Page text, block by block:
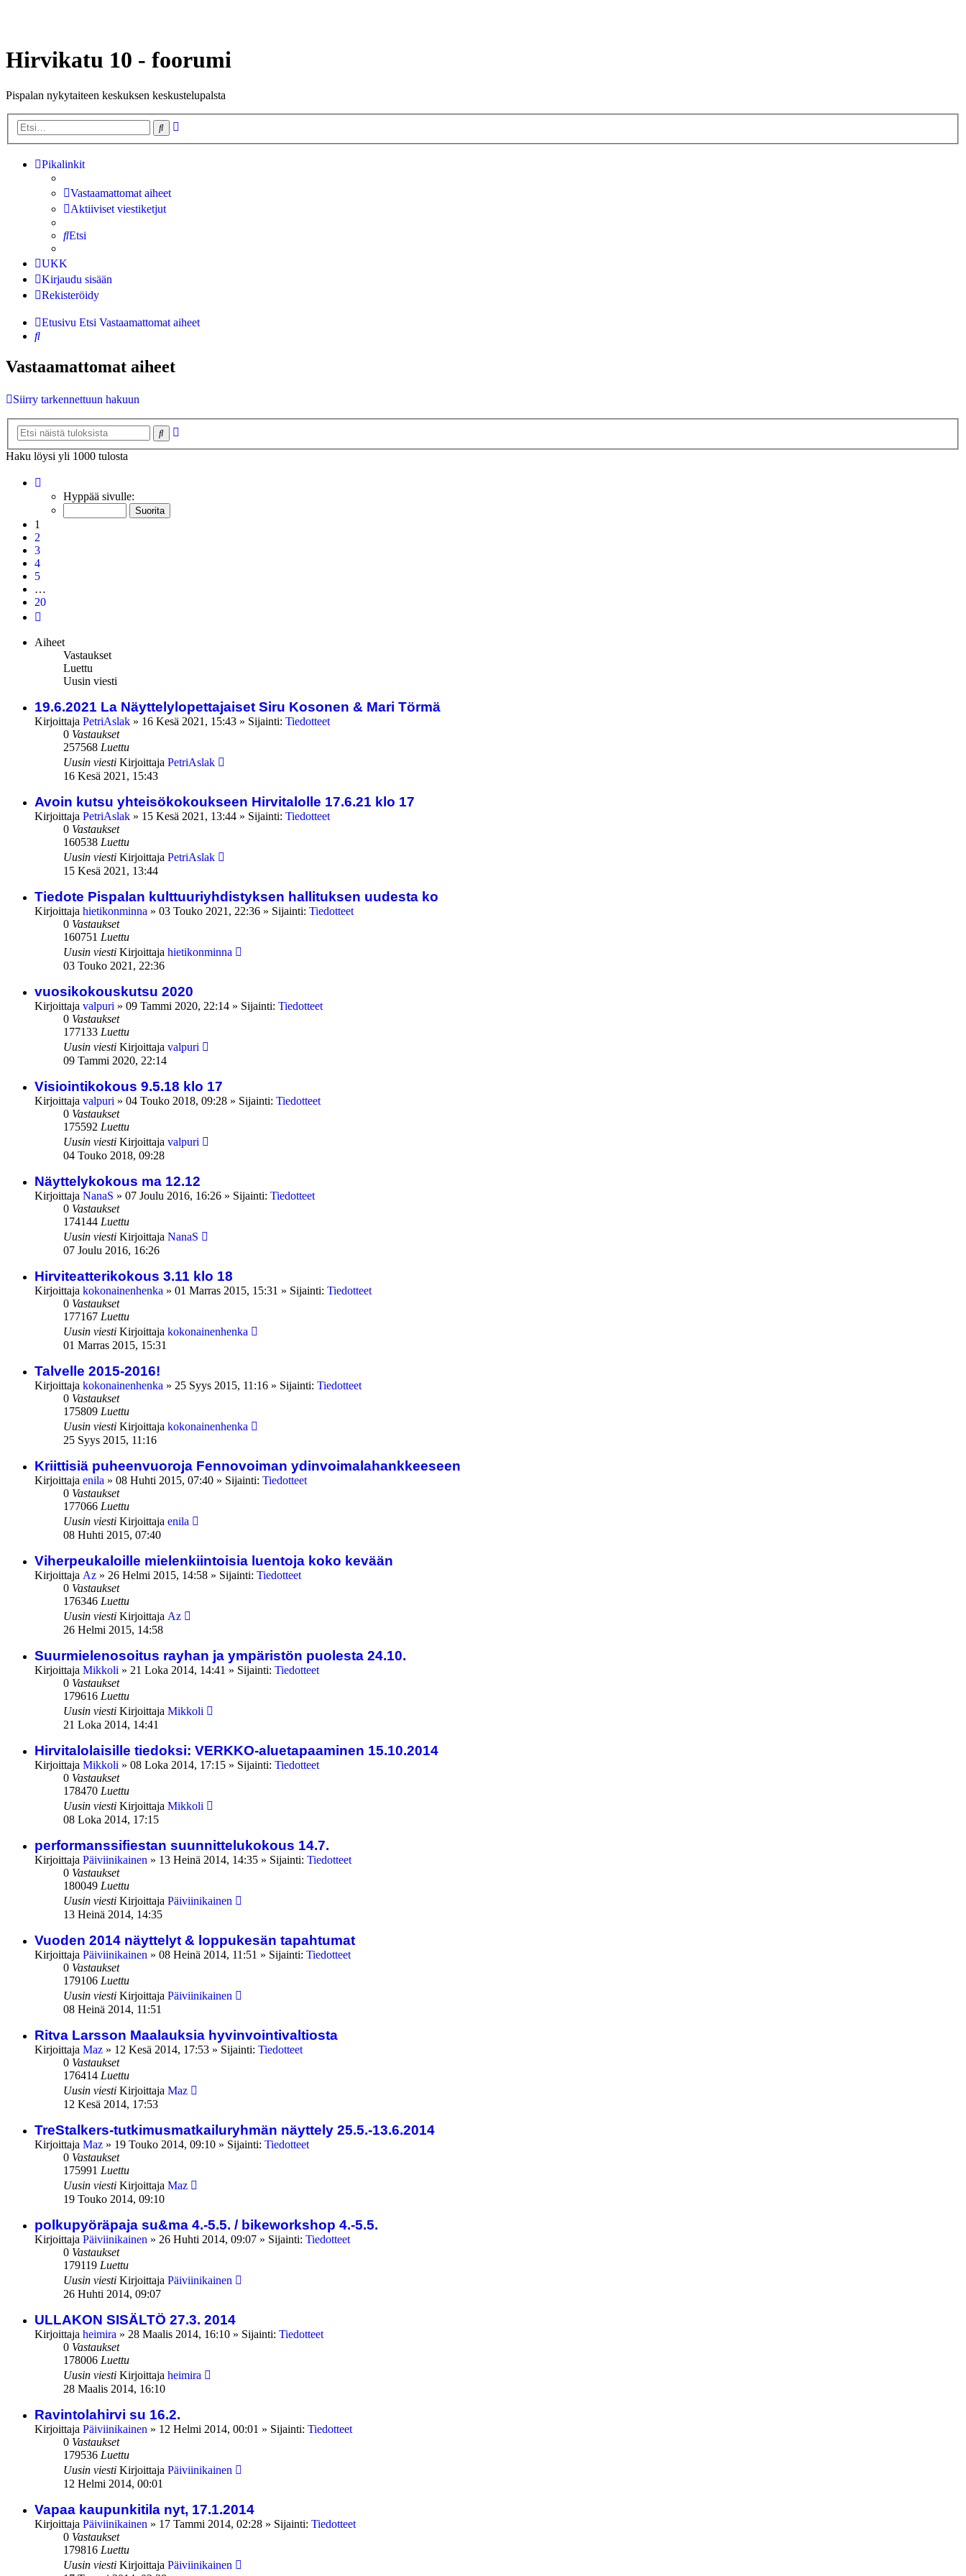
Hirvikatu 10 - foorumi
Pispalan nykytaiteen keskuksen keskustelupalsta
Etsi
Pikalinkit
Vastaamattomat aiheet
Aktiiviset viestiketjut
Etsi
UKK
Kirjaudu sisään
Rekisteröidy
Etusivu Etsi Vastaamattomat aiheet
Etsi
Vastaamattomat aiheet
Siirry tarkennettuun hakuun
Etsi
Haku löysi yli 1000 tulosta
20 Hyppää sivulle:
1
2
3
4
5
…
20
Aiheet
Vastaukset
Luettu
Uusin viesti
19.6.2021 La Näyttelylopettajaiset Siru Kosonen & Mari Törmä
Kirjoittaja PetriAslak » 16 Kesä 2021, 15:43 » Sijainti: Tiedotteet
0 Vastaukset
257568 Luettu
Uusin viesti Kirjoittaja PetriAslak
16 Kesä 2021, 15:43
Avoin kutsu yhteisökokoukseen Hirvitalolle 17.6.21 klo 17
Kirjoittaja PetriAslak » 15 Kesä 2021, 13:44 » Sijainti: Tiedotteet
0 Vastaukset
160538 Luettu
Uusin viesti Kirjoittaja PetriAslak
15 Kesä 2021, 13:44
Tiedote Pispalan kulttuuriyhdistyksen hallituksen uudesta ko
Kirjoittaja hietikonminna » 03 Touko 2021, 22:36 » Sijainti: Tiedotteet
0 Vastaukset
160751 Luettu
Uusin viesti Kirjoittaja hietikonminna
03 Touko 2021, 22:36
vuosikokouskutsu 2020
Kirjoittaja valpuri » 09 Tammi 2020, 22:14 » Sijainti: Tiedotteet
0 Vastaukset
177133 Luettu
Uusin viesti Kirjoittaja valpuri
09 Tammi 2020, 22:14
Visiointikokous 9.5.18 klo 17
Kirjoittaja valpuri » 04 Touko 2018, 09:28 » Sijainti: Tiedotteet
0 Vastaukset
175592 Luettu
Uusin viesti Kirjoittaja valpuri
04 Touko 2018, 09:28
Näyttelykokous ma 12.12
Kirjoittaja NanaS » 07 Joulu 2016, 16:26 » Sijainti: Tiedotteet
0 Vastaukset
174144 Luettu
Uusin viesti Kirjoittaja NanaS
07 Joulu 2016, 16:26
Hirviteatterikokous 3.11 klo 18
Kirjoittaja kokonainenhenka » 01 Marras 2015, 15:31 » Sijainti: Tiedotteet
0 Vastaukset
177167 Luettu
Uusin viesti Kirjoittaja kokonainenhenka
01 Marras 2015, 15:31
Talvelle 2015-2016!
Kirjoittaja kokonainenhenka » 25 Syys 2015, 11:16 » Sijainti: Tiedotteet
0 Vastaukset
175809 Luettu
Uusin viesti Kirjoittaja kokonainenhenka
25 Syys 2015, 11:16
Kriittisiä puheenvuoroja Fennovoiman ydinvoimalahankkeeseen
Kirjoittaja enila » 08 Huhti 2015, 07:40 » Sijainti: Tiedotteet
0 Vastaukset
177066 Luettu
Uusin viesti Kirjoittaja enila
08 Huhti 2015, 07:40
Viherpeukaloille mielenkiintoisia luentoja koko kevään
Kirjoittaja Az » 26 Helmi 2015, 14:58 » Sijainti: Tiedotteet
0 Vastaukset
176346 Luettu
Uusin viesti Kirjoittaja Az
26 Helmi 2015, 14:58
Suurmielenosoitus rayhan ja ympäristön puolesta 24.10.
Kirjoittaja Mikkoli » 21 Loka 2014, 14:41 » Sijainti: Tiedotteet
0 Vastaukset
179616 Luettu
Uusin viesti Kirjoittaja Mikkoli
21 Loka 2014, 14:41
Hirvitalolaisille tiedoksi: VERKKO-aluetapaaminen 15.10.2014
Kirjoittaja Mikkoli » 08 Loka 2014, 17:15 » Sijainti: Tiedotteet
0 Vastaukset
178470 Luettu
Uusin viesti Kirjoittaja Mikkoli
08 Loka 2014, 17:15
performanssifiestan suunnittelukokous 14.7.
Kirjoittaja Päiviinikainen » 13 Heinä 2014, 14:35 » Sijainti: Tiedotteet
0 Vastaukset
180049 Luettu
Uusin viesti Kirjoittaja Päiviinikainen
13 Heinä 2014, 14:35
Vuoden 2014 näyttelyt & loppukesän tapahtumat
Kirjoittaja Päiviinikainen » 08 Heinä 2014, 11:51 » Sijainti: Tiedotteet
0 Vastaukset
179106 Luettu
Uusin viesti Kirjoittaja Päiviinikainen
08 Heinä 2014, 11:51
Ritva Larsson Maalauksia hyvinvointivaltiosta
Kirjoittaja Maz » 12 Kesä 2014, 17:53 » Sijainti: Tiedotteet
0 Vastaukset
176414 Luettu
Uusin viesti Kirjoittaja Maz
12 Kesä 2014, 17:53
TreStalkers-tutkimusmatkailuryhmän näyttely 25.5.-13.6.2014
Kirjoittaja Maz » 19 Touko 2014, 09:10 » Sijainti: Tiedotteet
0 Vastaukset
175991 Luettu
Uusin viesti Kirjoittaja Maz
19 Touko 2014, 09:10
polkupyöräpaja su&ma 4.-5.5. / bikeworkshop 4.-5.5.
Kirjoittaja Päiviinikainen » 26 Huhti 2014, 09:07 » Sijainti: Tiedotteet
0 Vastaukset
179119 Luettu
Uusin viesti Kirjoittaja Päiviinikainen
26 Huhti 2014, 09:07
ULLAKON SISÄLTÖ 27.3. 2014
Kirjoittaja heimira » 28 Maalis 2014, 16:10 » Sijainti: Tiedotteet
0 Vastaukset
178006 Luettu
Uusin viesti Kirjoittaja heimira
28 Maalis 2014, 16:10
Ravintolahirvi su 16.2.
Kirjoittaja Päiviinikainen » 12 Helmi 2014, 00:01 » Sijainti: Tiedotteet
0 Vastaukset
179536 Luettu
Uusin viesti Kirjoittaja Päiviinikainen
12 Helmi 2014, 00:01
Vapaa kaupunkitila nyt, 17.1.2014
Kirjoittaja Päiviinikainen » 17 Tammi 2014, 02:28 » Sijainti: Tiedotteet
0 Vastaukset
179816 Luettu
Uusin viesti Kirjoittaja Päiviinikainen